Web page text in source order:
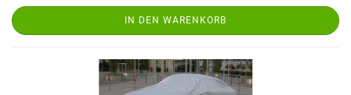
IN DEN WARENKORB